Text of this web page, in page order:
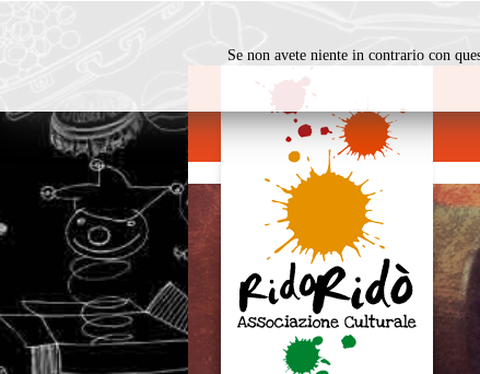
Se non avete niente in contrario con